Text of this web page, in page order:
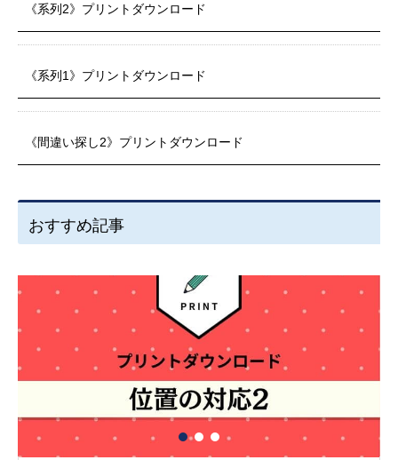
《系列2》プリントダウンロード
《系列1》プリントダウンロード
《間違い探し2》プリントダウンロード
おすすめ記事